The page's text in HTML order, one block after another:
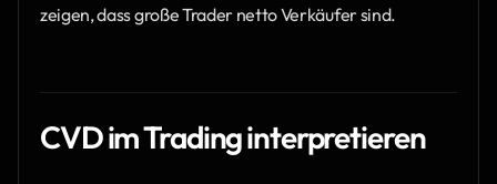
zeigen, dass große Trader netto Verkäufer sind.
CVD im Trading interpretieren